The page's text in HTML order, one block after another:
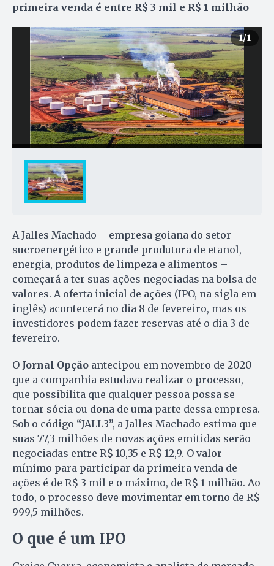
primeira venda é entre R$ 3 mil e R$ 1 milhão
1/1
A Jalles Machado – empresa goiana do setor
sucroenergético e grande produtora de etanol,
energia, produtos de limpeza e alimentos –
começará a ter suas ações negociadas na bolsa de
valores. A oferta inicial de ações (IPO, na sigla em
inglês) acontecerá no dia 8 de fevereiro, mas os
investidores podem fazer reservas até o dia 3 de
fevereiro.
O Jornal Opção antecipou em novembro de 2020
que a companhia estudava realizar o processo,
que possibilita que qualquer pessoa possa se
tornar sócia ou dona de uma parte dessa empresa.
Sob o código “JALL3”, a Jalles Machado estima que
suas 77,3 milhões de novas ações emitidas serão
negociadas entre R$ 10,35 e R$ 12,9. O valor
mínimo para participar da primeira venda de
ações é de R$ 3 mil e o máximo, de R$ 1 milhão. Ao
todo, o processo deve movimentar em torno de R$
999,5 milhões.
O que é um IPO